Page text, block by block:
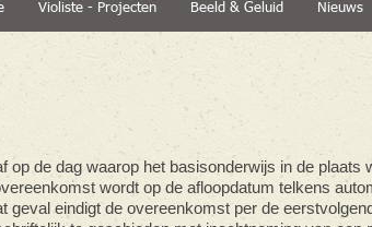
Violiste - Projecten Beeld & Geluid Nieuws
de dag waarop het basisonderwijs in de plaats
wordt op de afloopdatum telkens
geval eindigt de overeenkomst per de